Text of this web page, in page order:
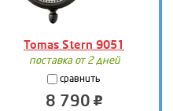
Tomas Stern 9051
поставка от 2 дней
сравнить
8 790